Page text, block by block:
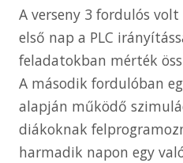
A verseny 3 fordulós
első nap a PLC
feladatokban mérték
A második fordulóban
alapján működő
diákoknak
harmadik napon egy